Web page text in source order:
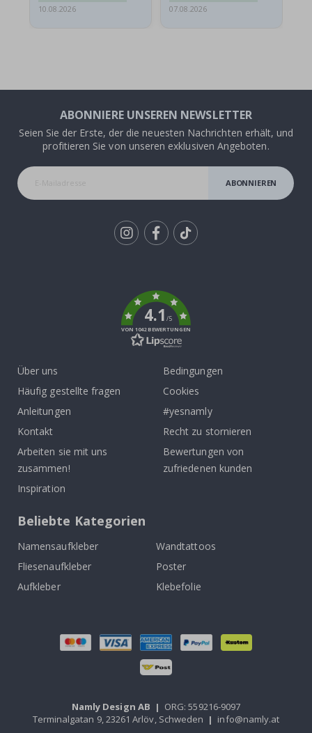
10.08.2026
07.08.2026
ABONNIERE UNSEREN NEWSLETTER
Seien Sie der Erste, der die neuesten Nachrichten erhält, und
profitieren Sie von unseren exklusiven Angeboten.
ABONNIEREN
4.1/5
VON 1042 BEWERTUNGEN
Über uns
Häufig gestellte fragen
Anleitungen
Kontakt
Arbeiten sie mit uns
zusammen!
Inspiration
Bedingungen
Cookies
#yesnamly
Recht zu stornieren
Bewertungen von
zufriedenen kunden
Beliebte Kategorien
Namensaufkleber
Wandtattoos
Fliesenaufkleber
Poster
Aufkleber
Klebefolie
Namly Design AB | ORG: 559216-9097
Terminalgatan 9, 23261 Arlöv, Schweden | info@namly.at